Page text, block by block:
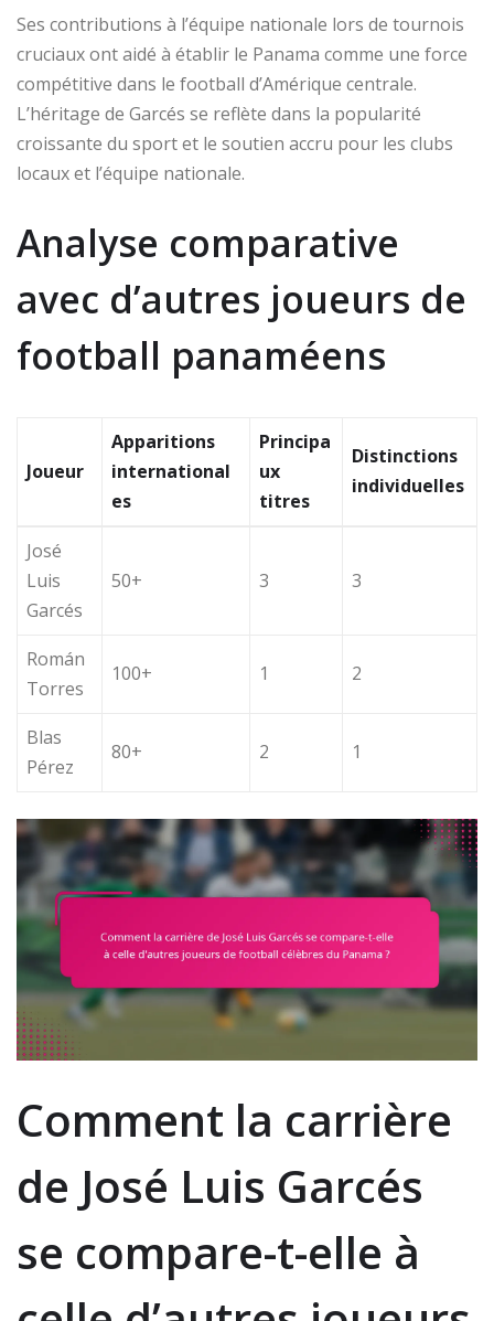
Ses contributions à l’équipe nationale lors de tournois
cruciaux ont aidé à établir le Panama comme une force
compétitive dans le football d’Amérique centrale.
L’héritage de Garcés se reflète dans la popularité
croissante du sport et le soutien accru pour les clubs
locaux et l’équipe nationale.
Analyse comparative
avec d’autres joueurs de
football panaméens
Joueur
Apparitions
international
es
Principa
ux
titres
Distinctions
individuelles
José
Luis
Garcés
50+ 3 3
Román
Torres
100+ 1 2
Blas
Pérez
80+ 2 1
Comment la carrière
de José Luis Garcés
se compare-t-elle à